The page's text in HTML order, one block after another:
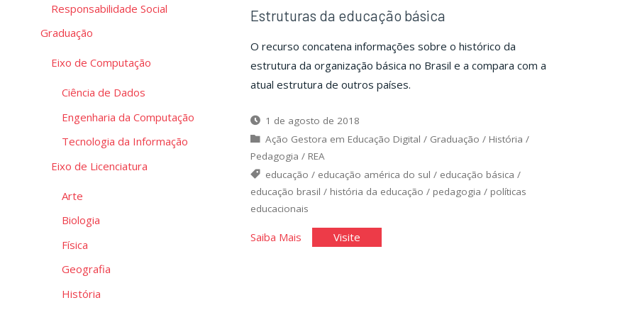
Estruturas da educação básica
O recurso concatena informações sobre o histórico da
estrutura da organização básica no Brasil e a compara com a
atual estrutura de outros países.
1 de agosto de 2018
Ação Gestora em Educação Digital / Graduação / História /
Pedagogia / REA
educação / educação américa do sul / educação básica /
educação brasil / história da educação / pedagogia / políticas
educacionais
Saiba Mais"Estruturas
Visite"Estruturas
Responsabilidade Social
Graduação
Eixo de Computação
Ciência de Dados
Engenharia da Computação
Tecnologia da Informação
Eixo de Licenciatura
Arte
Biologia
Física
Geografia
História